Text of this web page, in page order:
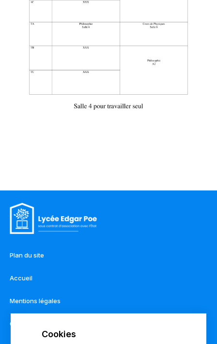
Plan du site
Accueil
Mentions légales
Contact